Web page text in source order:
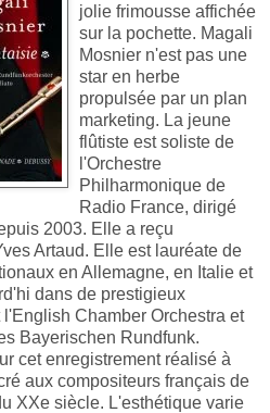
jolie frimousse affichée
sur la pochette. Magali
Mosnier n'est pas une
star en herbe
propulsée par un plan
marketing. La jeune
flûtiste est soliste de
l'Orchestre
Philharmonique de
Radio France, dirigé
2003. Elle a reçu
Artaud. Elle est lauréate de
en Allemagne, en Italie et
dans de prestigieux
Chamber Orchestra et
Bayerischen Rundfunk.
cet enregistrement réalisé à
aux compositeurs français de
XXe siècle. L'esthétique varie